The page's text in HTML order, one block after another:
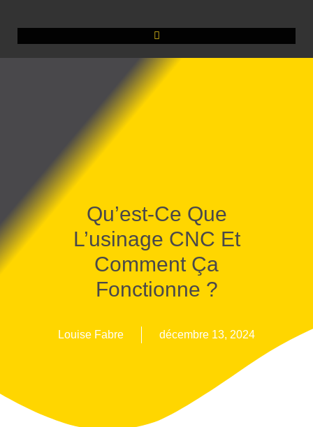
Qu’est-Ce Que
L’usinage CNC Et
Comment Ça
Fonctionne ?
Louise Fabre décembre 13, 2024